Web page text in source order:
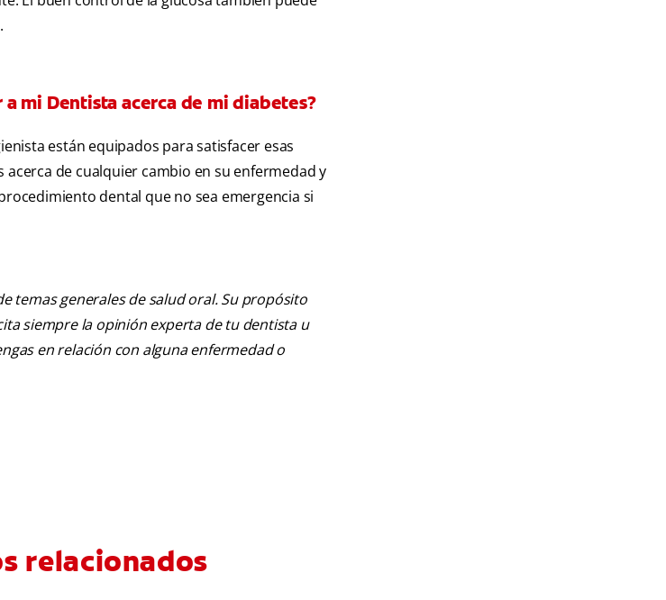
mi Dentista acerca de mi diabetes?
están equipados para satisfacer esas
de cualquier cambio en su enfermedad y
dental que no sea emergencia si
temas generales de salud oral. Su propósito
siempre la opinión experta de tu dentista u
en relación con alguna enfermedad o
relacionados